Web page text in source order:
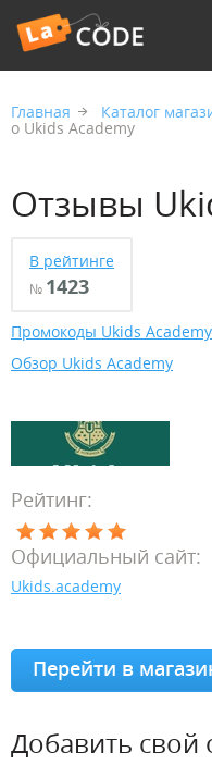
Главная Каталог
о Ukids Academy
Отзывы
В рейтинге
№ 1423
Промокоды Ukids Academy
Обзор Ukids Academy
Рейтинг:
Официальный сайт:
Ukids.academy
Перейти в
Добавить свой